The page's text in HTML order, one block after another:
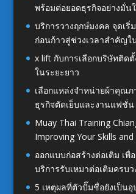
พร้อมต่อยอดธุรกิจอย่างมั่น
บริการวางฤกษ์มงคล จุดเ
ก่อนก้าวสู่ช่วงเวลาสำคัญใ
x lift กับการเลือกบริษัทติด
ในระยะยาว
เลือกแหล่งจำหน่ายผ้าคุณ
ธุรกิจตัดเย็บและงานแฟชั่น
Muay Thai Training
Improving Your Skills and
ออกแบบก่อสร้างต่อเติม เ
บริการรับเหมาต่อเติมครบว
5 เหตุผลที่ตัวปั๊มชื่อยังเป็น